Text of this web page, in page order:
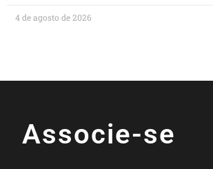
4 de agosto de 2026
Associe-se